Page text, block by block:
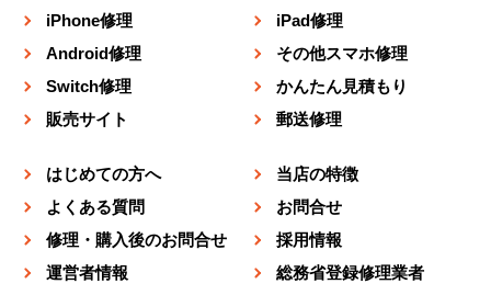
iPhone修理
iPad修理
Android修理
その他スマホ修理
Switch修理
かんたん見積もり
販売サイト
郵送修理
はじめての方へ
当店の特徴
よくある質問
お問合せ
修理・購入後のお問合せ
採用情報
運営者情報
総務省登録修理業者